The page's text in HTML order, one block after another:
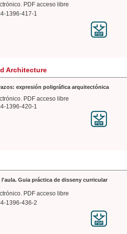
PDF acceso libre
1396-417-1
Architecture
expresión poligráfica arquitectónica
PDF acceso libre
1396-420-1
l'aula. Guia práctica de disseny curricular
PDF acceso libre
1396-436-2